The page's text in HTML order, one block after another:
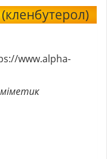
www.alpha-